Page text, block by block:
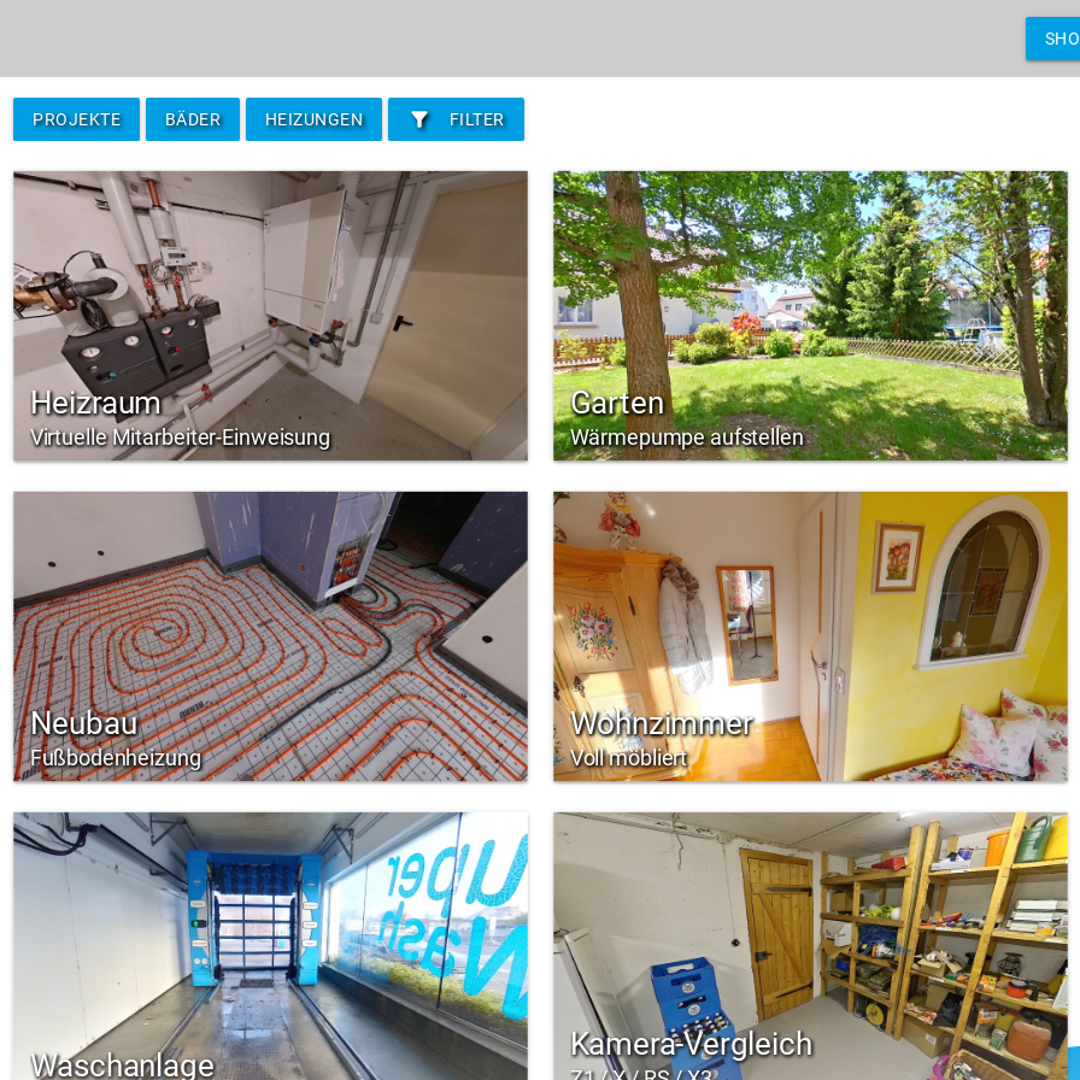
PROJEKTE BÄDER HEIZUNGEN filter_alt FILTER
Heizraum
Virtuelle Mitarbeiter-Einweisung
Garten
Wärmepumpe aufstellen
Neubau
Fußbodenheizung
Wohnzimmer
Voll möbliert
Waschanlage
Kamera-Vergleich